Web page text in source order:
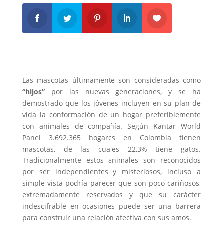
Las mascotas últimamente son consideradas como
“hijos”por las nuevas generaciones, y se ha
demostrado que los jóvenes incluyen en su plan de
vida la conformación de un hogar preferiblemente
con animales de compañía. Según Kantar World
Panel 3.692.365 hogares en Colombia tienen
mascotas, de las cuales 22,3% tiene gatos.
Tradicionalmente estos animales son reconocidos
por ser independientes y misteriosos, incluso a
simple vista podría parecer que son poco cariñosos,
extremadamente reservados y que su carácter
indescifrable en ocasiones puede ser una barrera
para construir una relación afectiva con sus amos.